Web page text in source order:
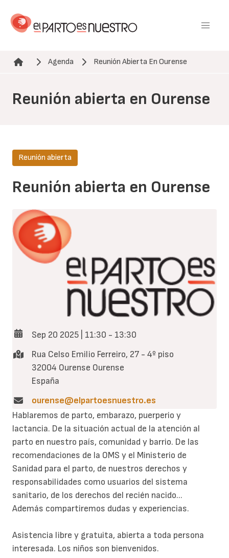
contenido
Ruta de navegación
Agenda Reunión Abierta En Ourense
Reunión abierta en Ourense
Reunión abierta
Reunión abierta en Ourense
Hablaremos de parto, embarazo, puerperio y
lactancia. De la situación actual de la atención al
parto en nuestro país, comunidad y barrio. De las
recomendaciones de la OMS y el Ministerio de
Sanidad para el parto, de nuestros derechos y
responsabilidades como usuarios del sistema
sanitario, de los derechos del recién nacido...
Además compartiremos dudas y experiencias.
Asistencia libre y gratuita, abierta a toda persona
interesada. Los niños son bienvenidos.
Sep 20 2025 | 11:30 - 13:30
Rua Celso Emilio Ferreiro, 27 - 4º piso
32004 Ourense Ourense
España
ourense@elpartoesnuestro.es